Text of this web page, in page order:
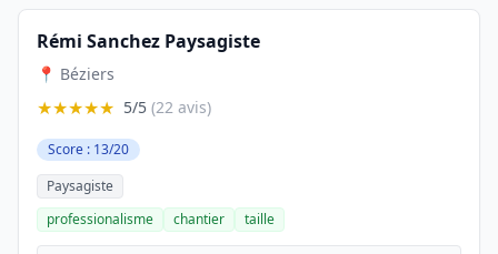
Rémi Sanchez Paysagiste
📍 Béziers
★★★★★ 5/5 (22 avis)
Score : 13/20
Paysagiste
professionalisme
chantier taille